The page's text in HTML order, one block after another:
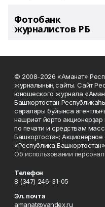
Фотобанк
журналистов РБ
© 2008-2026 «Аманат»
журналының сайты. Сайт
юношеского журнала
Башҡортостан
саралары буйынса
нәшриәт йорто акционерҙар
по печати и средствам
Башкортостан;
«Республика
Об использовании
Телефон
8 (347) 246-31-05
Эл. почта
amanat@yandex.ru